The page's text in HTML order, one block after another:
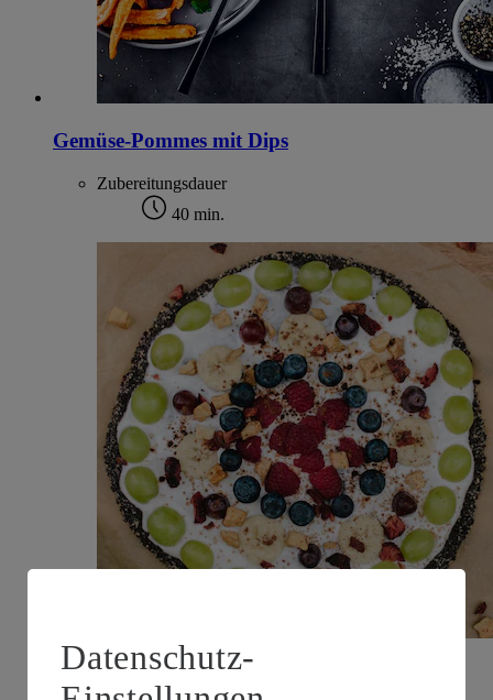
Gemüse-Pommes mit Dips
Zubereitungsdauer
40 min.
Datenschutz-